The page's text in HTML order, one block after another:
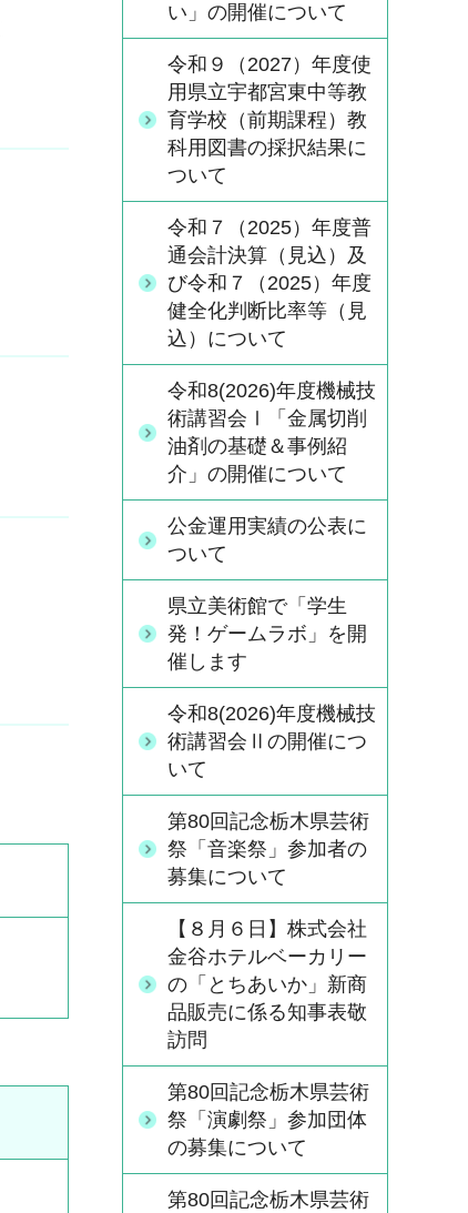
い」の開催について
令和９（2027）年度使
用県立宇都宮東中等教
育学校（前期課程）教
科用図書の採択結果に
ついて
令和７（2025）年度普
通会計決算（見込）及
び令和７（2025）年度
健全化判断比率等（見
込）について
令和8(2026)年度機械技
術講習会Ⅰ「金属切削
油剤の基礎＆事例紹
介」の開催について
公金運用実績の公表に
ついて
県立美術館で「学生
発！ゲームラボ」を開
催します
令和8(2026)年度機械技
術講習会Ⅱの開催につ
いて
第80回記念栃木県芸術
祭「音楽祭」参加者の
募集について
【８月６日】株式会社
金谷ホテルベーカリー
の「とちあいか」新商
品販売に係る知事表敬
訪問
第80回記念栃木県芸術
祭「演劇祭」参加団体
の募集について
第80回記念栃木県芸術